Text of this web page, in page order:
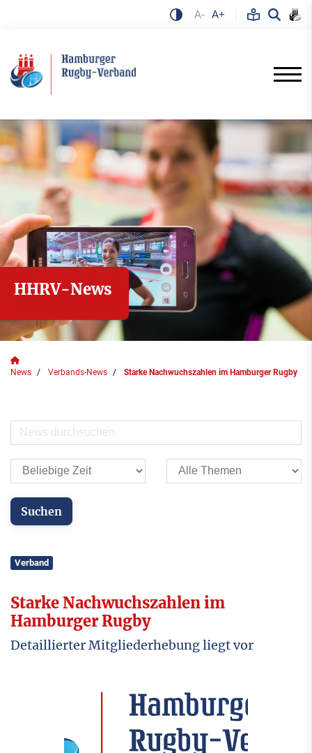
A- A+
HHRV-News
News Verbands-News Starke Nachwuchszahlen im Hamburger Rugby
Verband
Starke Nachwuchszahlen im
Hamburger Rugby
Detaillierter Mitgliederhebung liegt vor